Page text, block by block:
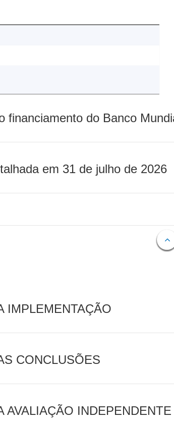
financiamento do Banco
em 31 de julho de 2026
IMPLEMENTAÇÃO
CONCLUSÕES
AVALIAÇÃO INDEPENDENTE